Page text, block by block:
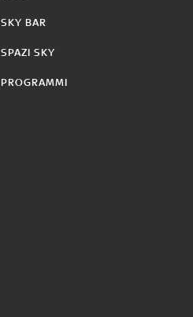
SKY BAR
SPAZI SKY
PROGRAMMI